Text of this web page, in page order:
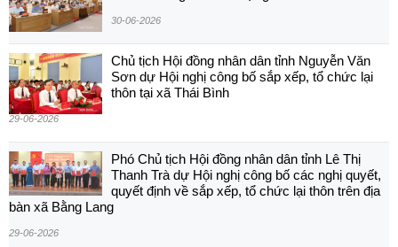
30-06-2026
Chủ tịch Hội đồng nhân dân tỉnh Nguyễn Văn
Sơn dự Hội nghị công bố sắp xếp, tổ chức lại
thôn tại xã Thái Bình
29-06-2026
Phó Chủ tịch Hội đồng nhân dân tỉnh Lê Thị
Thanh Trà dự Hội nghị công bố các nghị quyết,
quyết định về sắp xếp, tổ chức lại thôn trên địa
bàn xã Bằng Lang
29-06-2026